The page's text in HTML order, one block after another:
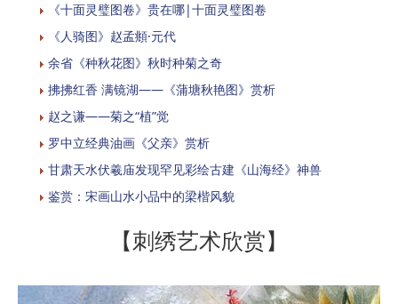
《十面灵璧图卷》贵在哪|十面灵璧图卷
《人骑图》赵孟頫·元代
余省《种秋花图》秋时种菊之奇
拂拂红香 满镜湖——《蒲塘秋艳图》赏析
赵之谦——菊之“植”觉
罗中立经典油画《父亲》赏析
甘肃天水伏羲庙发现罕见彩绘古建《山海经》神兽
鉴赏：宋画山水小品中的梁楷风貌
【刺绣艺术欣赏】